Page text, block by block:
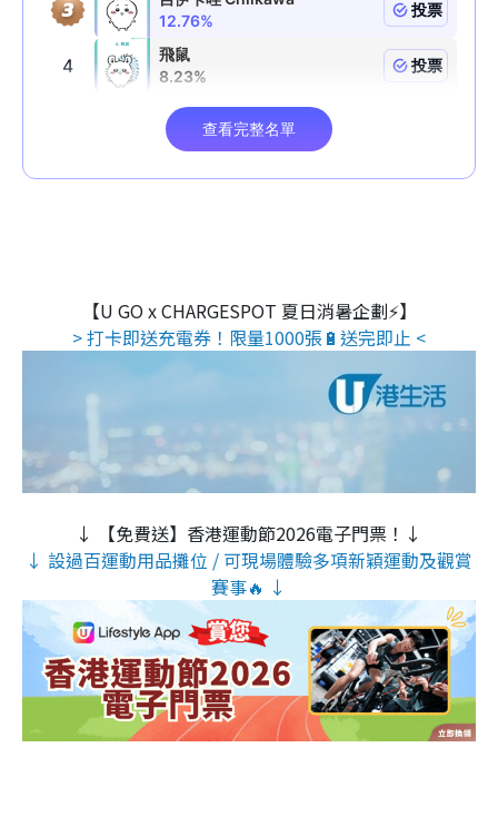
【U GO x CHARGESPOT 夏日消暑企劃⚡】
> 打卡即送充電券！限量1000張🔋送完即止 <
↓ 【免費送】香港運動節2026電子門票！↓
↓ 設過百運動用品攤位 / 可現場體驗多項新穎運動及觀賞
賽事🔥 ↓